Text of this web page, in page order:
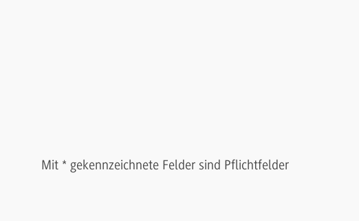
Mit * gekennzeichnete Felder sind Pflichtfelder